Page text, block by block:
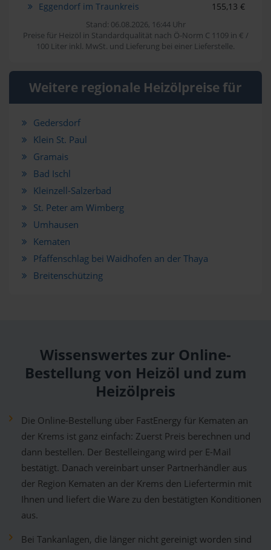
Eggendorf im Traunkreis 155,13 €
Stand: 06.08.2026, 16:44 Uhr
Preise für Heizöl in Standardqualität nach Ö-Norm C 1109 in € /
100 Liter inkl. MwSt. und Lieferung bei einer Lieferstelle.
Weitere regionale Heizölpreise für
Gedersdorf
Klein St. Paul
Gramais
Bad Ischl
Kleinzell-Salzerbad
St. Peter am Wimberg
Umhausen
Kematen
Pfaffenschlag bei Waidhofen an der Thaya
Breitenschützing
Wissenswertes zur Online-
Bestellung von Heizöl und zum
Heizölpreis
Die Online-Bestellung über FastEnergy für Kematen an
der Krems ist ganz einfach: Zuerst Preis berechnen und
dann bestellen. Der Bestelleingang wird per E-Mail
bestätigt. Danach vereinbart unser Partnerhändler aus
der Region Kematen an der Krems den Liefertermin mit
Ihnen und liefert die Ware zu den bestätigten Konditionen
aus.
Bei Tankanlagen, die länger nicht gereinigt worden sind